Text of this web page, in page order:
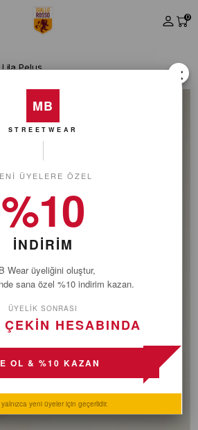
0
Lila Peluş ×
MB
STREETWEAR
ÜYELERE ÖZEL
%10
İNDİRİM
Wear üyeliğini oluştur,
sana özel %10 indirim kazan.
ÜYELIK SONRASI
ÇEKİN HESABINDA
OL & %10 KAZAN
yeni üyeler için geçerlidir.